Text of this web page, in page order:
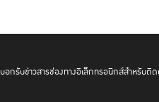
บอกรับข่าวสารช่องทางอิเล็กทรอนิกส์สำหรับติ